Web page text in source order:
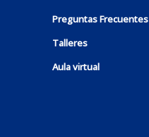
Preguntas Frecuentes
Talleres
Aula virtual